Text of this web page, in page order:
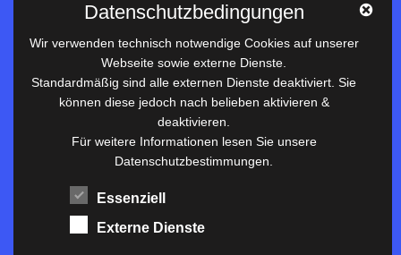
Datenschutz
Nützliches
Vertretungsplan
Unterrichtszeiten
Downloadbereich
Terminkalender
Termine AKTUELL
Datenschutzbedingungen
Wir verwenden technisch notwendige Cookies auf unserer
Webseite sowie externe Dienste.
Standardmäßig sind alle externen Dienste deaktiviert. Sie
können diese jedoch nach belieben aktivieren &
deaktivieren.
Für weitere Informationen lesen Sie unsere
Datenschutzbestimmungen.
Essenziell
Externe Dienste